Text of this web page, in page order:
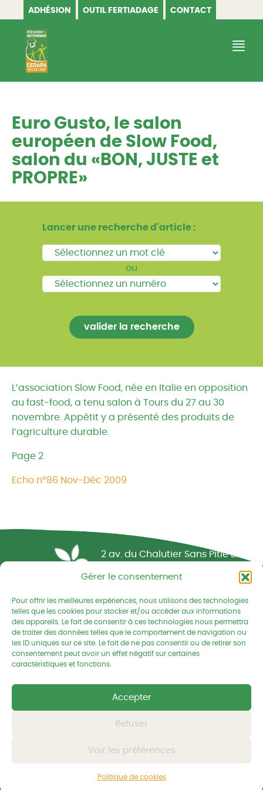
Gérer le consentement
Pour offrir les meilleures expériences, nous utilisons des technologies
telles que les cookies pour stocker et/ou accéder aux informations
des appareils. Le fait de consentir à ces technologies nous permettra
de traiter des données telles que le comportement de navigation ou
les ID uniques sur ce site. Le fait de ne pas consentir ou de retirer son
consentement peut avoir un effet négatif sur certaines
caractéristiques et fonctions.
Accepter
Refuser
Voir les préférences
Politique de cookies
ADHÉSION OUTIL FERTIADAGE CONTACT
CEDAPA
Euro Gusto, le salon
européen de Slow Food,
salon du «BON, JUSTE et
PROPRE»
Lancer une recherche d'article :
ou
L’association Slow Food, née en Italie en opposition
au fast-food, a tenu salon à Tours du 27 au 30
novembre. Appétit y a présenté des produits de
l’agriculture durable.
Page 2
Echo n°86 Nov-Déc 2009
Réseau CIVAM - Campagnes vivantes
2 av. du Chalutier Sans Pitié BP
02 96 74 75 50
cedapa@wanadoo.fr
Retrouvez-nous sur Facebook
Politique de confidentialités
Tous droits réservés